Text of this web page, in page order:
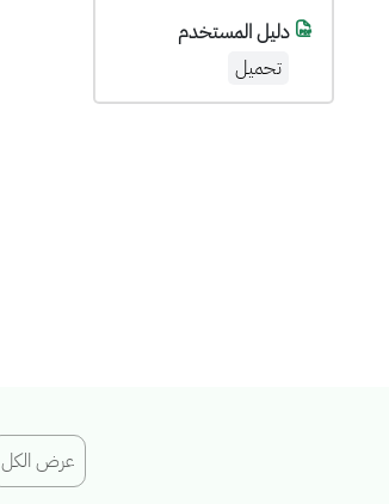
دليل المستخدم
تحميل
عرض الكل